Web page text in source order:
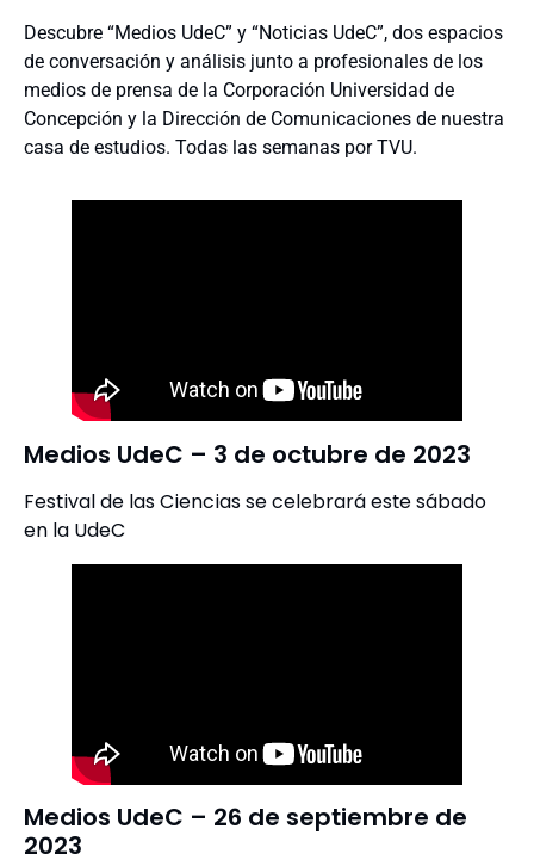
TELEVISIÓN
PODCAST
Descubre “Medios UdeC” y “Noticias UdeC”, dos espacios
de conversación y análisis junto a profesionales de los
medios de prensa de la Corporación Universidad de
Concepción y la Dirección de Comunicaciones de nuestra
casa de estudios. Todas las semanas por TVU.
Medios UdeC – 3 de octubre de 2023
Festival de las Ciencias se celebrará este sábado
en la UdeC
Medios UdeC – 26 de septiembre de
2023